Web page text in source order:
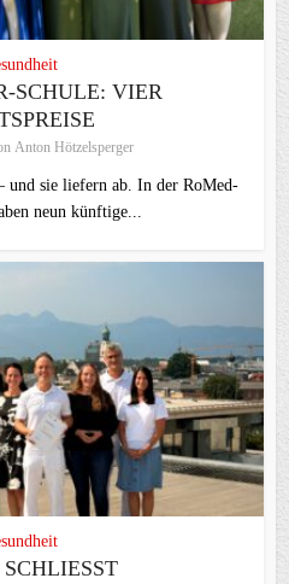
SCHULE: VIER
Anton Hötzelsperger
und sie liefern ab. In der RoMed-
neun künftige...
V